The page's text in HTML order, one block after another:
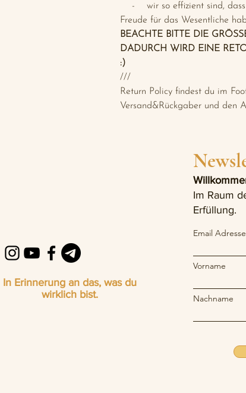
- wir so effizient sind, dass
Freude für das Wesentliche
BEACHTE BITTE DIE
DADURCH WIRD EINE
:)
///
Return Policy findest du im
Versand&Rückgaber und den
In Erinnerung an das, was du
wirklich bist.
Im Raum
Erfüllung.
Email Adresse
Vorname
Nachname